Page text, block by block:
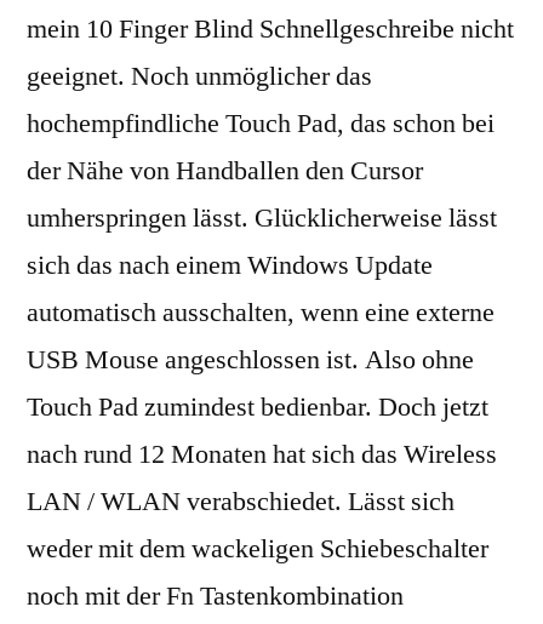
mein 10 Finger Blind Schnellgeschreibe nicht
geeignet. Noch unmöglicher das
hochempfindliche Touch Pad, das schon bei
der Nähe von Handballen den Cursor
umherspringen lässt. Glücklicherweise lässt
sich das nach einem Windows Update
automatisch ausschalten, wenn eine externe
USB Mouse angeschlossen ist. Also ohne
Touch Pad zumindest bedienbar. Doch jetzt
nach rund 12 Monaten hat sich das Wireless
LAN / WLAN verabschiedet. Lässt sich
weder mit dem wackeligen Schiebeschalter
noch mit der Fn Tastenkombination